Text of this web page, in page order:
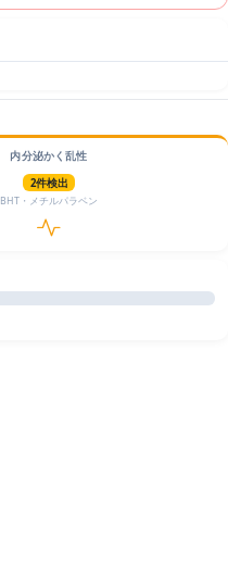
内分泌かく乱性
2件検出
BHT・メチルパラベン